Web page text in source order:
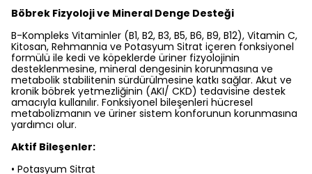
Böbrek Fizyoloji ve Mineral Denge Desteği
B-Kompleks Vitaminler (B1, B2, B3, B5, B6, B9, B12), Vitamin C,
Kitosan, Rehmannia ve Potasyum Sitrat içeren fonksiyonel
formülü ile kedi ve köpeklerde üriner fizyolojinin
desteklenmesine, mineral dengesinin korunmasına ve
metabolik stabilitenin sürdürülmesine katkı sağlar. Akut ve
kronik böbrek yetmezliğinin (AKI/ CKD) tedavisine destek
amacıyla kullanılır. Fonksiyonel bileşenleri hücresel
metabolizmanın ve üriner sistem konforunun korunmasına
yardımcı olur.
Aktif Bileşenler:
• Potasyum Sitrat